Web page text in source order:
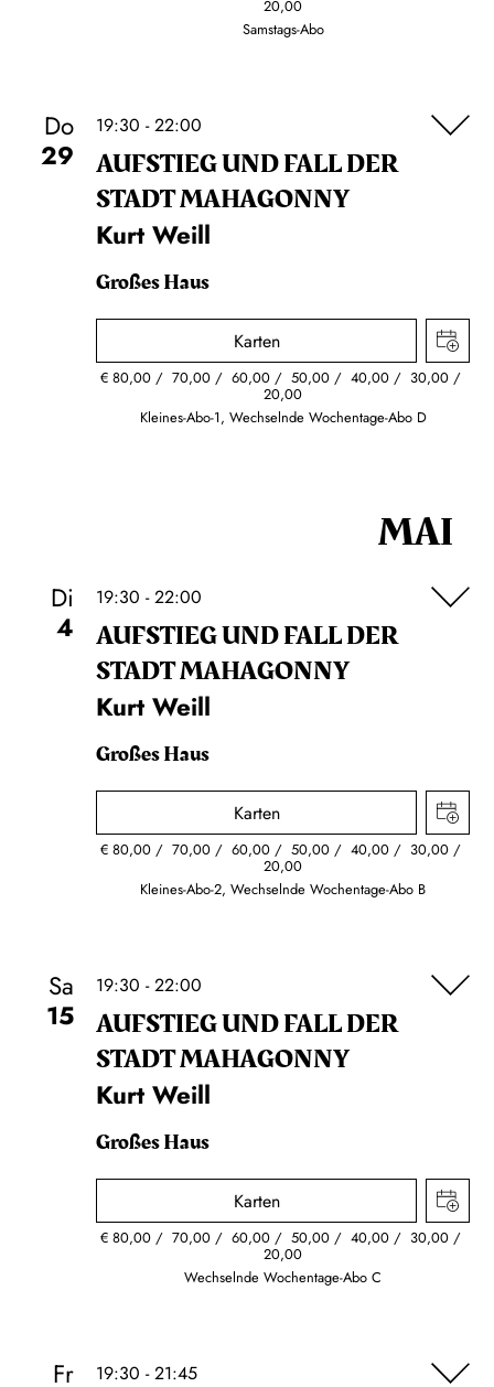
20,00
Samstags-Abo
Do
29
19:30 - 22:00
AUFSTIEG UND FALL DER
STADT MAHAGONNY
Kurt Weill
Großes Haus
Karten
€80,00 70,00 60,00 50,00 40,00 30,00
20,00
Kleines-Abo-1, Wechselnde Wochentage-Abo D
MAI
Di
4
19:30 - 22:00
AUFSTIEG UND FALL DER
STADT MAHAGONNY
Kurt Weill
Großes Haus
Karten
€80,00 70,00 60,00 50,00 40,00 30,00
20,00
Kleines-Abo-2, Wechselnde Wochentage-Abo B
Sa
15
19:30 - 22:00
AUFSTIEG UND FALL DER
STADT MAHAGONNY
Kurt Weill
Großes Haus
Karten
€80,00 70,00 60,00 50,00 40,00 30,00
20,00
Wechselnde Wochentage-Abo C
Fr
19:30 - 21:45